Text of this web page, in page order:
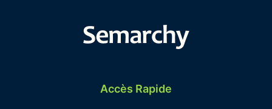
Accès Rapide